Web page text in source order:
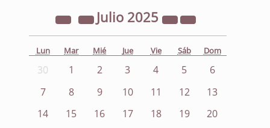
Julio 2025
Lun Mar Mié Jue Vie Sáb Dom
30 1 2 3 4 5
6
7
8 9 10 11 12
13
14
15 16 17 18 19
20